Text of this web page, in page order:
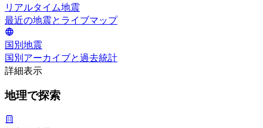
リアルタイム地震
最近の地震とライブマップ
国別地震
国別アーカイブと過去統計
詳細表示
地理で探索